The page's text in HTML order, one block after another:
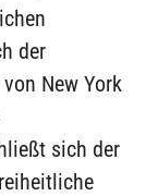
der
New York
sich der